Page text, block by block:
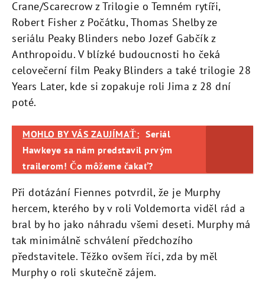
Crane/Scarecrow z Trilogie o Temném rytíři,
Robert Fisher z Počátku, Thomas Shelby ze
seriálu Peaky Blinders nebo Jozef Gabčík z
Anthropoidu. V blízké budoucnosti ho čeká
celovečerní film Peaky Blinders a také trilogie 28
Years Later, kde si zopakuje roli Jima z 28 dní
poté.
MOHLO BY VÁS ZAUJÍMAŤ: Seriál
Hawkeye sa nám predstavil prvým
trailerom! Čo môžeme čakať?
Při dotázání Fiennes potvrdil, že je Murphy
hercem, kterého by v roli Voldemorta viděl rád a
bral by ho jako náhradu všemi deseti. Murphy má
tak minimálně schválení předchozího
představitele. Těžko ovšem říci, zda by měl
Murphy o roli skutečně zájem.